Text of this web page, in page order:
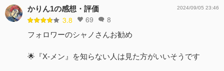
かりん1の感想・評価
3.8 69 8
2024/09/05 23:46
フォロワーのシャノさんお勧め
🌟『X-メン』を知らない人は見た方がいいそうです